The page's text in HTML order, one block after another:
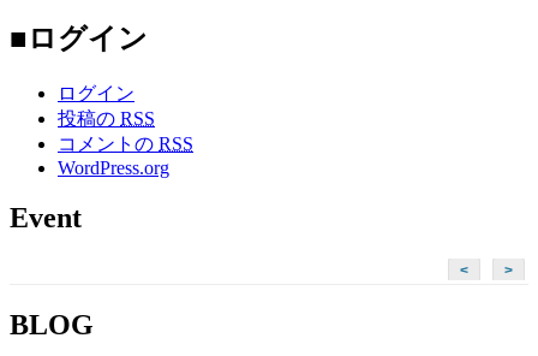
■ログイン
ログイン
投稿の RSS
コメントの RSS
WordPress.org
Event
< >
BLOG